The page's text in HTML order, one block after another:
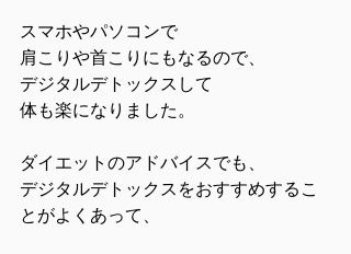
スマホやパソコンで
肩こりや首こりにもなるので、
デジタルデトックスして
体も楽になりました。
ダイエットのアドバイスでも、
デジタルデトックスをおすすめするこ
とがよくあって、